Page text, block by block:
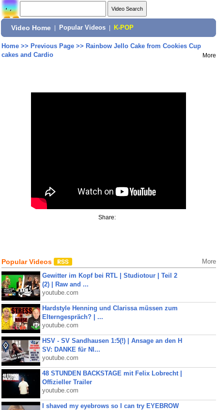
Video Home Popular Videos K-POP
Home>> Previous Page>> Rainbow Jello Cake from Cookies Cup
cakes and Cardio
More
Share:
Popular Videos More
Gewitter im Kopf bei RTL | Studiotour | Teil 2
(2) | Raw and ...
youtube.com
Hardstyle Henning und Clarissa müssen zum
Elterngespräch? | ...
youtube.com
HSV - SV Sandhausen 1:5(!) | Ansage an den H
SV: DANKE für NI...
youtube.com
48 STUNDEN BACKSTAGE mit Felix Lobrecht |
Offizieller Trailer
youtube.com
I shaved my eyebrows so I can try EYEBROW